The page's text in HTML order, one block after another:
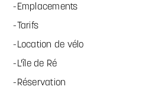
Emplacements
Tarifs
Location de vélo
L'île de Ré
Réservation